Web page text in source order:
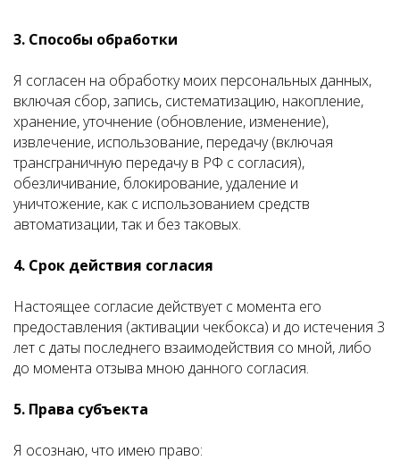
3. Способы обработки
Я согласен на обработку моих персональных данных,
включая сбор, запись, систематизацию, накопление,
хранение, уточнение (обновление, изменение),
извлечение, использование, передачу (включая
трансграничную передачу в РФ с согласия),
обезличивание, блокирование, удаление и
уничтожение, как с использованием средств
автоматизации, так и без таковых.
4. Срок действия согласия
Настоящее согласие действует с момента его
предоставления (активации чекбокса) и до истечения 3
лет с даты последнего взаимодействия со мной, либо
до момента отзыва мною данного согласия.
5. Права субъекта
Я осознаю, что имею право: